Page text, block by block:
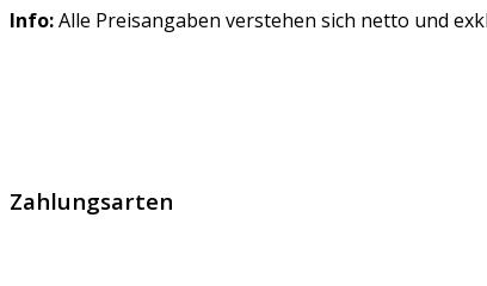
Info:Alle Preisangaben verstehen sich netto und
Zahlungsarten